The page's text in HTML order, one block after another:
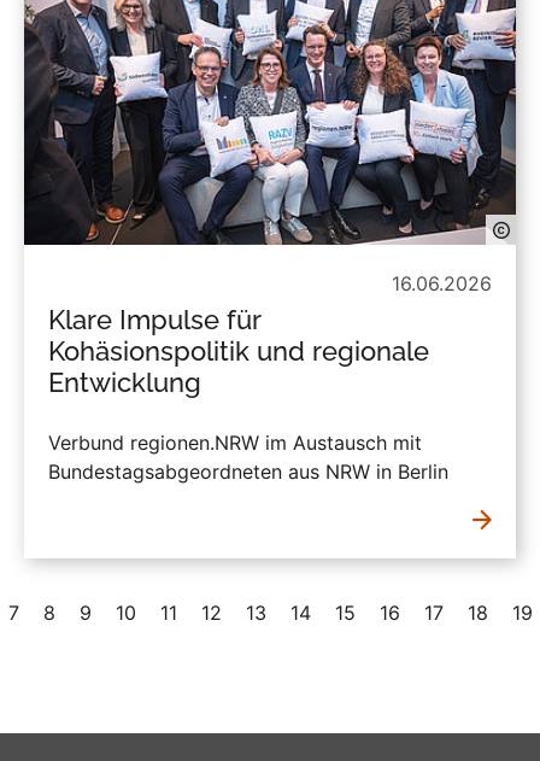
16.06.2026
Klare Impulse für
Kohäsionspolitik und regionale
Entwicklung
Verbund regionen.NRW im Austausch mit
Bundestagsabgeordneten aus NRW in Berlin
7 8 9 10 11 12 13 14 15 16 17 18 19